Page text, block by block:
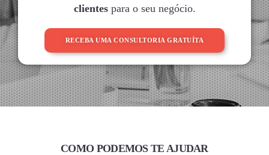
clientespara o seu negócio.
RECEBA UMA CONSULTORIA GRATUÍTA
COMO PODEMOS TE AJUDAR